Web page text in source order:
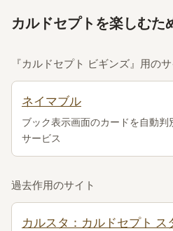
カルドセプトを楽しむた
『カルドセプト ビギンズ』用の
ネイマブル
ブック表示画面のカードを自動
サービス
過去作用のサイト
カルスタ：カルドセプト ス